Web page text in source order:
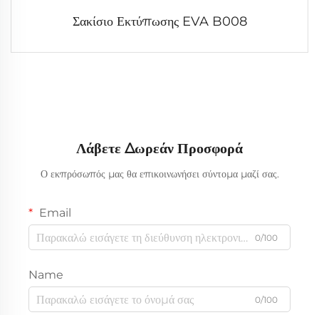
Σακίσιο Εκτύπωσης EVA B008
Λάβετε Δωρεάν Προσφορά
Ο εκπρόσωπός μας θα επικοινωνήσει σύντομα μαζί σας.
Email
0/100
Name
0/100